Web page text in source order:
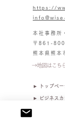
https://
本社事務所
〒861-
熊本県熊
→地図はこち
► トップペー
► ビジネスカ
► 個人向けサ